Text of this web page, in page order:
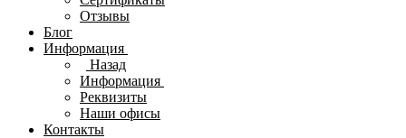
Отзывы
Блог
Информация
Назад
Информация
Реквизиты
Наши офисы
Контакты